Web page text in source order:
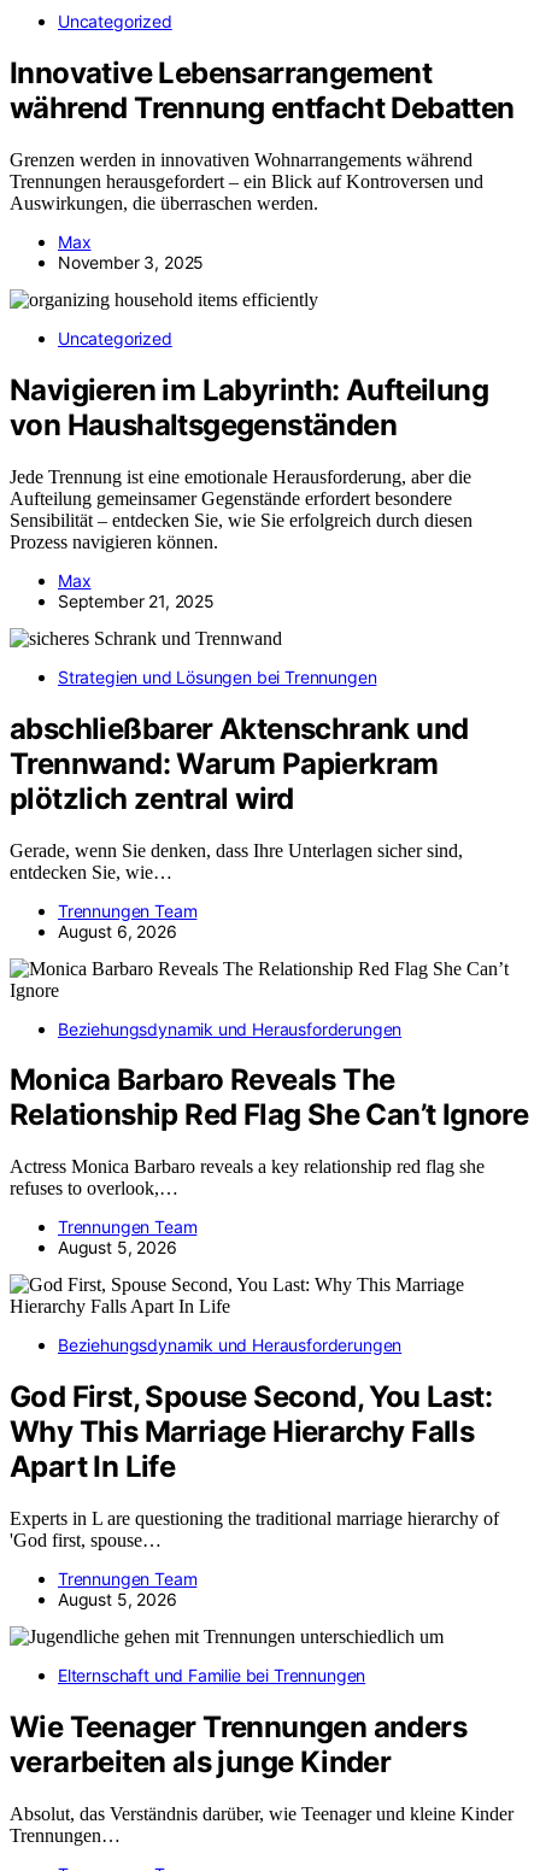
Uncategorized
Innovative Lebensarrangement
während Trennung entfacht Debatten
Grenzen werden in innovativen Wohnarrangements während
Trennungen herausgefordert – ein Blick auf Kontroversen und
Auswirkungen, die überraschen werden.
Max
November 3, 2025
Uncategorized
Navigieren im Labyrinth: Aufteilung
von Haushaltsgegenständen
Jede Trennung ist eine emotionale Herausforderung, aber die
Aufteilung gemeinsamer Gegenstände erfordert besondere
Sensibilität – entdecken Sie, wie Sie erfolgreich durch diesen
Prozess navigieren können.
Max
September 21, 2025
Strategien und Lösungen bei Trennungen
abschließbarer Aktenschrank und
Trennwand: Warum Papierkram
plötzlich zentral wird
Gerade, wenn Sie denken, dass Ihre Unterlagen sicher sind,
entdecken Sie, wie…
Trennungen Team
August 6, 2026
Beziehungsdynamik und Herausforderungen
Monica Barbaro Reveals The
Relationship Red Flag She Can’t Ignore
Actress Monica Barbaro reveals a key relationship red flag she
refuses to overlook,…
Trennungen Team
August 5, 2026
Beziehungsdynamik und Herausforderungen
God First, Spouse Second, You Last:
Why This Marriage Hierarchy Falls
Apart In Life
Experts in L are questioning the traditional marriage hierarchy of
'God first, spouse…
Trennungen Team
August 5, 2026
Elternschaft und Familie bei Trennungen
Wie Teenager Trennungen anders
verarbeiten als junge Kinder
Absolut, das Verständnis darüber, wie Teenager und kleine Kinder
Trennungen…